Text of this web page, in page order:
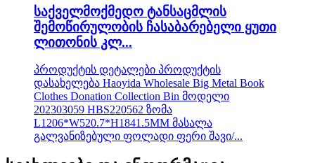
საქველმოქმედო ტანსაცმლის
შემოწირულობის ჩასაბარებელი ყუთი
ლითონის კლ...
პროდუქტის დეტალები პროდუქტის
დასახელება Haoyida Wholesale Big Metal Book
Clothes Donation Collection Bin მოდელი
202303059 HBS220562 ზომა
L1206*W520.7*H1841.5MM მასალა
გალვანიზებული ფოლადი ფერი შავი/...